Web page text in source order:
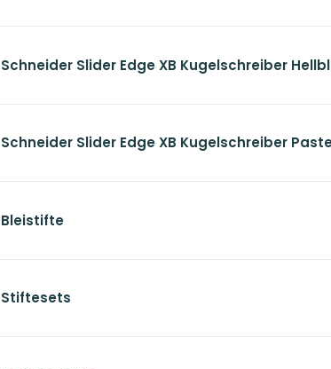
Schneider Slider Edge XB Kugelschreiber
Schneider Slider Edge XB Kugelschreiber
Bleistifte
Stiftesets